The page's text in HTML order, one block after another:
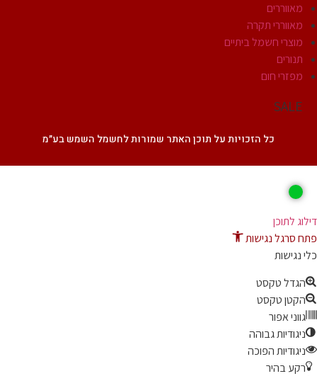
מאווררים
מאווררי תקרה
מוצרי חשמל ביתיים
תנורים
מפזרי חום
SALE
כל הזכויות על תוכן האתר שמורות לחשמל השמש בע״מ
לתוכן
סרגל נגישות
טקסט
טקסט
אפור
גבוהה
הפוכה
בהיר